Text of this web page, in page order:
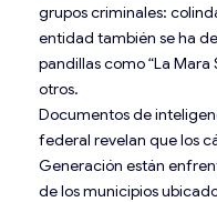
grupos criminales:
entidad también se ha
pandillas como “La Mara
otros.
Documentos de
federal revelan que los
Generación están
de los municipios